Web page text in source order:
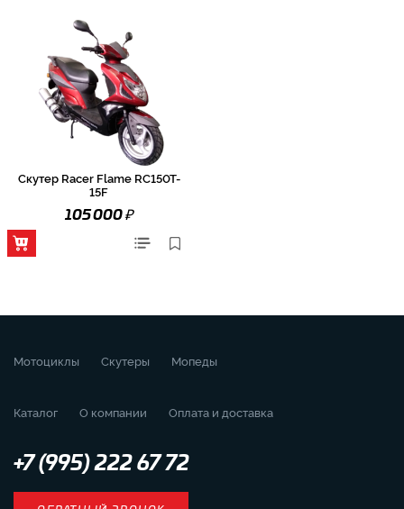
Скутер Racer Flame RC150T-
15F
105 000₽
Мотоциклы Скутеры Мопеды
Каталог О компании Оплата и доставка
+7 (995) 222 67 72